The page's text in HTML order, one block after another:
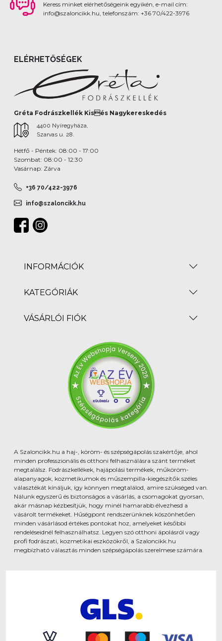
Keress minket elérhetőségeink egyikén, e-mail cím:
info@szaloncikk.hu, telefonszám: +36 70/422-3976
ELÉRHETŐSÉGEK
Gréta Fodrászkellék Kisés Nagykereskedés
4400 Nyíregyháza,
Szarvas u. 28.
Hétfő - Péntek: 08:00 - 17:00
Szombat: 08:00 - 12:30
Vasárnap: Zárva
+36 70/422-3976
info@szaloncikk.hu
INFORMÁCIÓK
KATEGÓRIÁK
VÁSÁRLÓI FIÓK
A Szaloncikk.hu a haj-, köröm- és szépségápolás szakértője, ahol
minden professzionális és otthoni felhasználásra szánt terméket
megtalálsz. Fodrászkellékek, hajápolási termékek, műköröm-
alapanyagok, kozmetikumok és műszempilla-kiegészítők széles
választékát kínáljuk, így könnyen megtalálod, amire szükséged van.
Nálunk egyszerű és biztonságos a vásárlás, a csomagokat gyorsan,
akár másnap kézbesítjük, hogy minél hamarabb élvezhesd a
vásárolt termékeket. Hűségpont rendszerünknek köszönhetően
minden vásárlásod értékes pontokat hoz, amelyeket későbbi
rendeléseidnél felhasználhatsz. Legyen szó otthoni ápolásról vagy
profi fodrászati, kozmetikai eszközökről, a Szaloncikk.hu
megbízható választás minden szépségápolás szerelmese számára.